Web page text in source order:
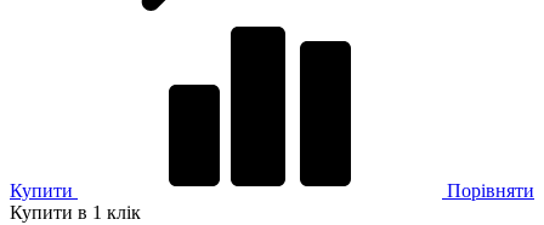
Купити
Порівняти
Купити в 1 клік